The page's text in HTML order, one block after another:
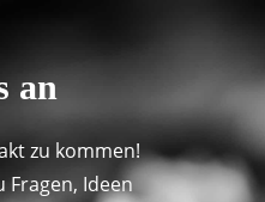
an
zu kommen!
Fragen, Ideen